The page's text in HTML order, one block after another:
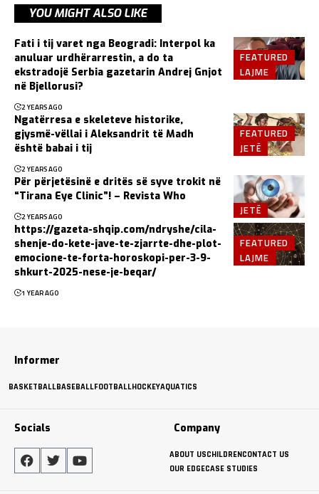
YOU MIGHT ALSO LIKE
FEATURED
LAJME
Fati i tij varet nga Beogradi: Interpol ka
anuluar urdhërarrestin, a do ta
ekstradojë Serbia gazetarin Andrej Gnjot
në Bjellorusi?
2 YEARS AGO
FEATURED
JETË
Ngatërresa e skeleteve historike,
gjysmë-vëllai i Aleksandrit të Madh
është babai i tij
2 YEARS AGO
JETË
Për përjetësinë e dritës së syve trokit në
“Tirana Eye Clinic”! – Revista Who
2 YEARS AGO
FEATURED
LAJME
https://gazeta-shqip.com/ndryshe/cila-
shenje-do-kete-jave-te-zjarrte-dhe-plot-
emocione-te-forta-horoskopi-per-3-9-
shkurt-2025-nese-je-beqar/
1 YEAR AGO
Informer
BASKETBALLBASEBALLFOOTBALLHOCKEYAQUATICS
Socials Company
ABOUT USCHILDRENCONTACT US
OUR EDGECASE STUDIES